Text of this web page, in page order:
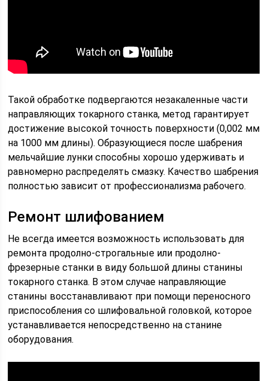
Такой обработке подвергаются незакаленные части
направляющих токарного станка, метод гарантирует
достижение высокой точность поверхности (0,002 мм
на 1000 мм длины). Образующиеся после шабрения
мельчайшие лунки способны хорошо удерживать и
равномерно распределять смазку. Качество шабрения
полностью зависит от профессионализма рабочего.
Ремонт шлифованием
Не всегда имеется возможность использовать для
ремонта продолно-строгальные или продолно-
фрезерные станки в виду большой длины станины
токарного станка. В этом случае направляющие
станины восстанавливают при помощи переносного
приспособления со шлифовальной головкой, которое
устанавливается непосредственно на станине
оборудования.